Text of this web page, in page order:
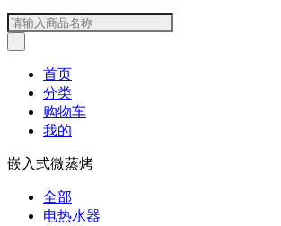
首页
分类
购物车
我的
嵌入式微蒸烤
全部
电热水器